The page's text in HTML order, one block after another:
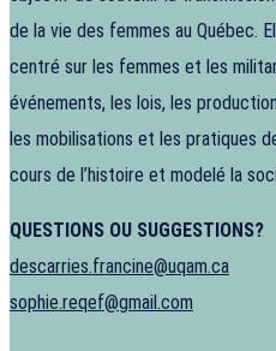
de la vie des femmes au Québec.
centré sur les femmes et les
événements, les lois, les
les mobilisations et les pratiques
cours de l’histoire et modelé la
QUESTIONS OU SUGGESTIONS?
descarries.francine@uqam.ca
sophie.reqef@gmail.com